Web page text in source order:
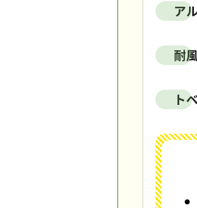
ア
耐
ト